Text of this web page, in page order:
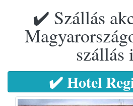
✔️ Szállás
szállás
✔️ Hotel